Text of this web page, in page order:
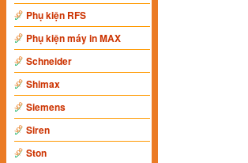
Phụ kiện RFS
Phụ kiện máy in MAX
Schneider
Shimax
Siemens
Siren
Ston